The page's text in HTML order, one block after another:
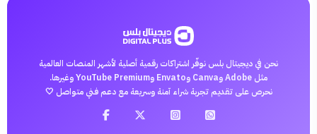
نحن في ديجيتال بلس نوفّر اشتراكات رقمية أصلية لأشهر المنصات العالمية
مثل Adobe وCanva وEnvato وYouTube Premium وغيرها.
نحرص على تقديم تجربة شراء آمنة وسريعة مع دعم فني متواصل 🤍